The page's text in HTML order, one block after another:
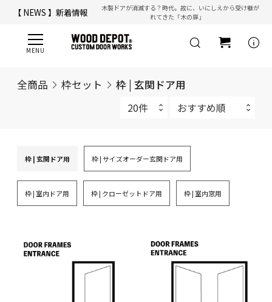
【 NEWS 】新着情報
木製ドアが消滅する？時代。故に、いにしえから受け継が
れてきた「木の扉」
【 ☎ 】コールセンター「安心お電話サポート」： 077-537-3901info
全商品 枠セット 枠 | 玄関ドア用
枠 | 玄関ドア用 枠 | サイズオーダー玄関ドア用
枠 | 室内ドア用 枠 | クローゼットドア用 枠 | 室内窓用